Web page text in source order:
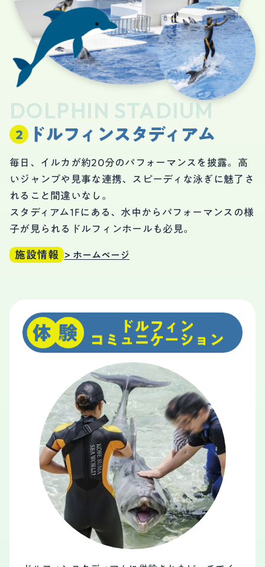
DOLPHIN STADIUM
ドルフィンスタディアム
毎日、イルカが約20分のパフォーマンスを披露。高
いジャンプや見事な連携、スピーディな泳ぎに魅了さ
れること間違いなし。
スタディアム1Fにある、水中からパフォーマンスの様
子が見られるドルフィンホールも必見。
施設情報 > ホームページ